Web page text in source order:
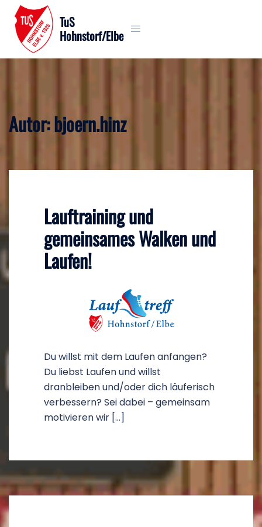
Zum
Inhalt
springen
TuS
Hohnstorf/Elbe
Autor:bjoern.hinz
Lauftraining und
gemeinsames Walken und
Laufen!
Du willst mit dem Laufen anfangen?
Du liebst Laufen und willst
dranbleiben und/oder dich läuferisch
verbessern? Sei dabei – gemeinsam
motivieren wir […]